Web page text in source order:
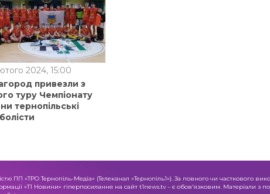
2024, 15:00
привезли з
туру Чемпіонату
тернопільські
ПП «ТРО Тернопіль-Медіа» (Телеканал «Тернопіль1»). За повного чи часткового
«Т1 Новини» гіперпосилання на сайт t1news.tv – є обов'язковим. Матеріали з